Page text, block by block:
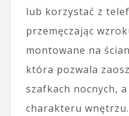
lub korzystać z
przemęczając
montowane na
która pozwala
szafkach nocnych,
charakteru